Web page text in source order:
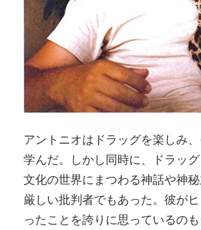
アントニオはドラッグを楽しみ
学んだ。しかし同時に、ドラッ
文化の世界にまつわる神話や神
厳しい批判者でもあった。彼が
ったことを誇りに思っているの